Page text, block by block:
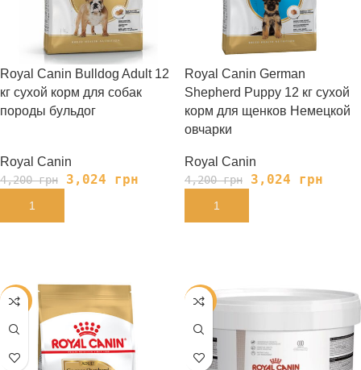
Royal Canin Bulldog Adult 12
кг сухой корм для собак
породы бульдог
Royal Canin
4,200грн 3,024 грн
В КОРЗИНУ
Royal Canin German
Shepherd Puppy 12 кг сухой
корм для щенков Немецкой
овчарки
Royal Canin
4,200грн 3,024 грн
В КОРЗИНУ
-25% -24%